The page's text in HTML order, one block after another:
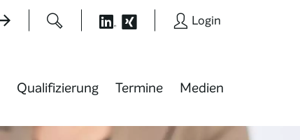
Login
Qualifizierung Termine Medien